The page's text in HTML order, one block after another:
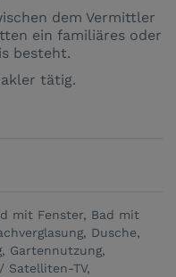
dem Vermittler
ein familiäres oder
besteht.
tätig.
mit Fenster
Bad mit
Dusche
Gartennutzung
Satelliten-TV